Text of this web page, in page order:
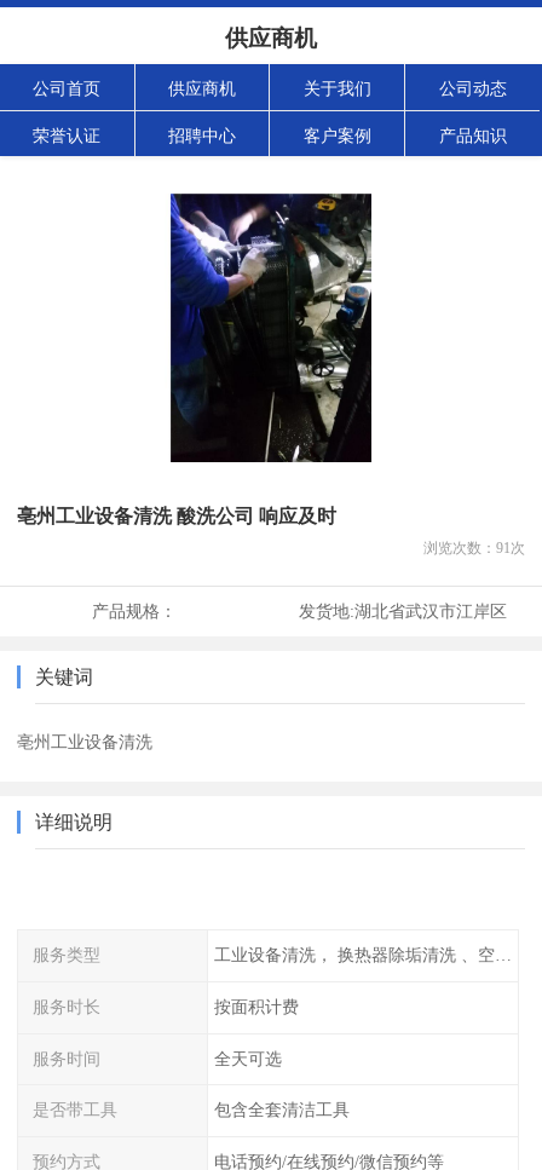
供应商机
公司首页 供应商机 关于我们 公司动态
荣誉认证 招聘中心 客户案例 产品知识
亳州工业设备清洗 酸洗公司 响应及时
浏览次数： 91次
产品规格： 发货地:湖北省武汉市江岸区
关键词
亳州工业设备清洗
详细说明
服务类型 工业设备清洗， 换热器除垢清洗 、空调清洗等
服务时长 按面积计费
服务时间 全天可选
是否带工具 包含全套清洁工具
预约方式 电话预约/在线预约/微信预约等